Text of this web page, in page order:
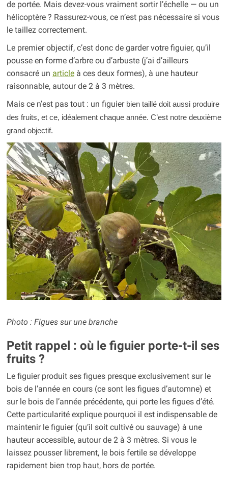
de portée. Mais devez-vous vraiment sortir l’échelle — ou un
hélicoptère ? Rassurez-vous, ce n’est pas nécessaire si vous
le taillez correctement.
Le premier objectif, c’est donc de garder votre figuier, qu’il
pousse en forme d’arbre ou d’arbuste (j’ai d’ailleurs
consacré un articleà ces deux formes), à une hauteur
raisonnable, autour de 2 à 3 mètres.
Mais ce n’est pas tout : un figuier bien taillé doit aussi produire
des fruits, et ce, idéalement chaque année. C’est notre deuxième
grand objectif.
Photo : Figues sur une branche
Petit rappel : où le figuier porte-t-il ses
fruits ?
Le figuier produit ses figues presque exclusivement sur le
bois de l’année en cours (ce sont les figues d’automne) et
sur le bois de l’année précédente, qui porte les figues d’été.
Cette particularité explique pourquoi il est indispensable de
maintenir le figuier (qu’il soit cultivé ou sauvage) à une
hauteur accessible, autour de 2 à 3 mètres. Si vous le
laissez pousser librement, le bois fertile se développe
rapidement bien trop haut, hors de portée.